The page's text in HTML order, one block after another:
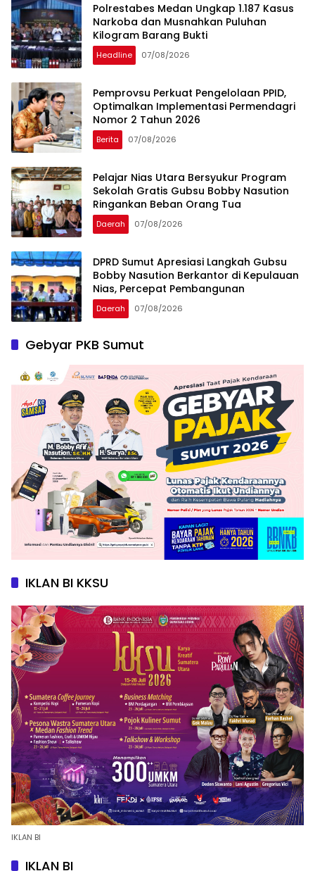
Polrestabes Medan Ungkap 1.187 Kasus
Narkoba dan Musnahkan Puluhan
Kilogram Barang Bukti
Headline 07/08/2026
Pemprovsu Perkuat Pengelolaan PPID,
Optimalkan Implementasi Permendagri
Nomor 2 Tahun 2026
Berita 07/08/2026
Pelajar Nias Utara Bersyukur Program
Sekolah Gratis Gubsu Bobby Nasution
Ringankan Beban Orang Tua
Daerah 07/08/2026
DPRD Sumut Apresiasi Langkah Gubsu
Bobby Nasution Berkantor di Kepulauan
Nias, Percepat Pembangunan
Daerah 07/08/2026
Gebyar PKB Sumut
IKLAN BI KKSU
IKLAN BI
IKLAN BI